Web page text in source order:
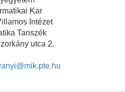
Kar
Intézet
Tanszék
utca 2.